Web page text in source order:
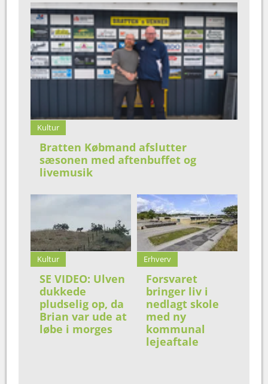
Kultur
Bratten Købmand afslutter
sæsonen med aftenbuffet og
livemusik
Kultur
SE VIDEO: Ulven
dukkede
pludselig op, da
Brian var ude at
løbe i morges
Erhverv
Forsvaret
bringer liv i
nedlagt skole
med ny
kommunal
lejeaftale